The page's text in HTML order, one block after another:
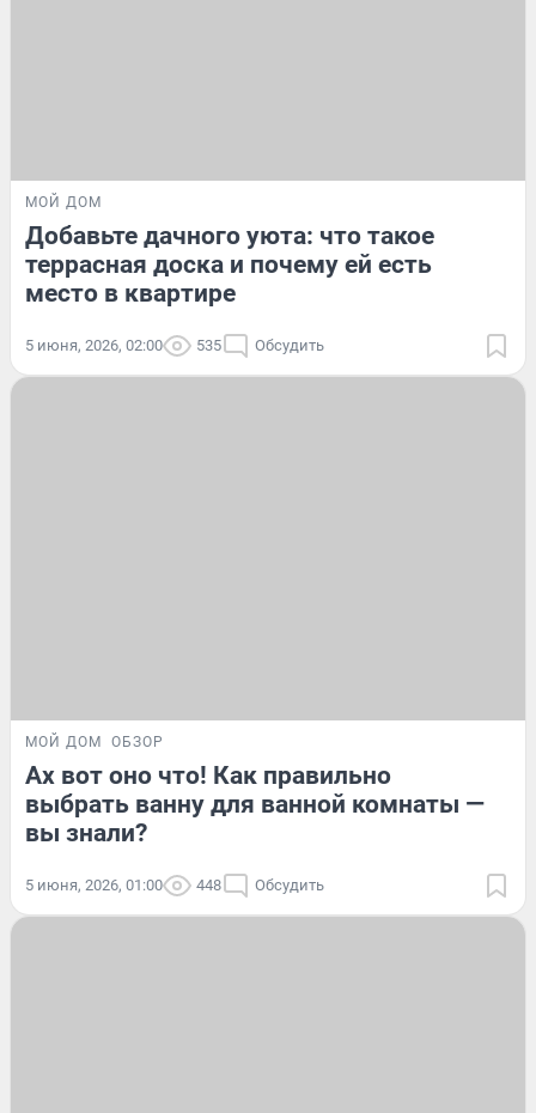
МОЙ ДОМ
Добавьте дачного уюта: что такое
террасная доска и почему ей есть
место в квартире
5 июня, 2026, 02:00 535 Обсудить
МОЙ ДОМ ОБЗОР
Ах вот оно что! Как правильно
выбрать ванну для ванной комнаты —
вы знали?
5 июня, 2026, 01:00 448 Обсудить